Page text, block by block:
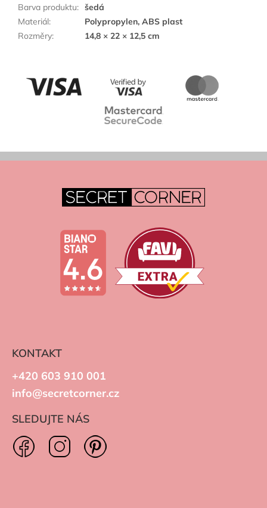
Barva produktu: šedá
Materiál:
Polypropylen, ABS plast
Rozměry: 14,8 × 22 × 12,5 cm
KONTAKT
+420 603 910 001
info@secretcorner.cz
SLEDUJTE NÁS